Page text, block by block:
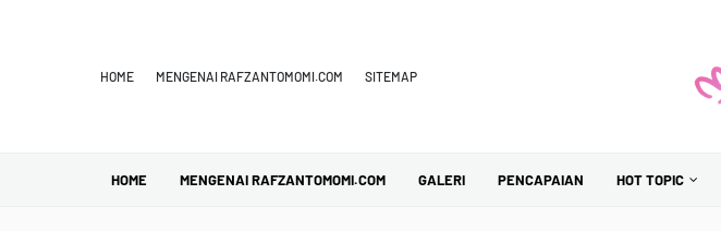
HOME MENGENAI RAFZANTOMOMI.COM SITEMAP
HOME MENGENAI RAFZANTOMOMI.COM GALERI PENCAPAIAN HOT TOPIC